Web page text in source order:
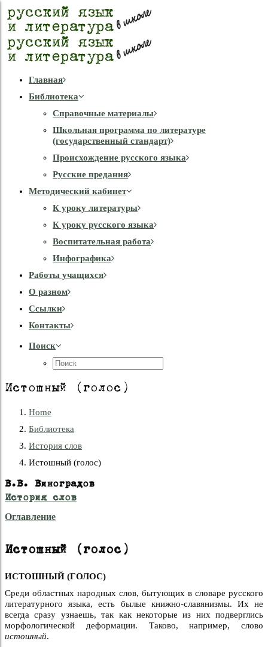
Главная
Библиотека
Справочные материалы
Школьная программа по литературе
(государственный стандарт)
Происхождение русского языка
Русские предания
Методический кабинет
К уроку литературы
К уроку русского языка
Воспитательная работа
Инфографика
Работы учащихся
О разном
Cсылки
Контакты
Поиск
Истошный (голос)
Home
Библиотека
История слов
Истошный (голос)
В.В. Виноградов
История слов
Оглавление
Истошный (голос)
ИСТОШНЫЙ (ГОЛОС)
Среди областных народных слов, бытующих в словаре русского
литературного языка, есть былые книжно-славянизмы. Их не
всегда сразу узнаешь, так как некоторые из них подверглись
морфологической деформации. Таково, например, слово
истошный.